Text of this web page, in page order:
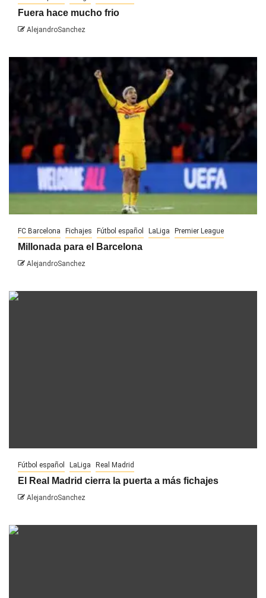
Fuera hace mucho frio
AlejandroSanchez
FC Barcelona Fichajes Fútbol español LaLiga Premier League
Millonada para el Barcelona
AlejandroSanchez
Fútbol español LaLiga Real Madrid
El Real Madrid cierra la puerta a más fichajes
AlejandroSanchez